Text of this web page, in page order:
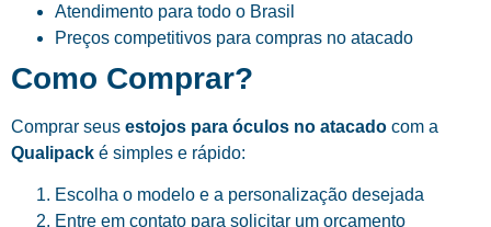
Atendimento para todo o Brasil
Preços competitivos para compras no atacado
Como Comprar?
Comprar seus estojos para óculos no atacado com a
Qualipack é simples e rápido:
Escolha o modelo e a personalização desejada
Entre em contato para solicitar um orçamento